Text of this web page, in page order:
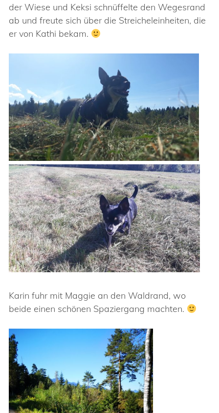
der Wiese und Keksi schnüffelte den Wegesrand
ab und freute sich über die Streicheleinheiten, die
er von Kathi bekam.
Karin fuhr mit Maggie an den Waldrand, wo
beide einen schönen Spaziergang machten.